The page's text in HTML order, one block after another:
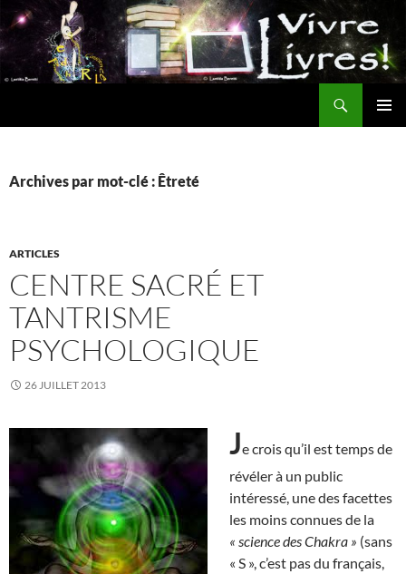
Aller
au
contenu
Archives par mot-clé : Êtreté
ARTICLES
CENTRE SACRÉ ET
TANTRISME
PSYCHOLOGIQUE
26 JUILLET 2013
Je crois qu’il est temps de
révéler à un public
intéressé, une des facettes
les moins connues de la
« science des Chakra » (sans
« S », c’est pas du français,